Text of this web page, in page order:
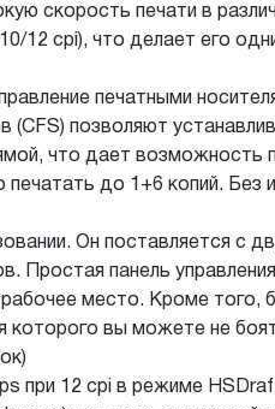
скорость печати в
12 cpi), что делает его
печатными
(CFS) позволяют
что дает возможность
до 1+6 копий. Без
Он поставляется с
Простая панель
место. Кроме того,
которого вы можете не
при 12 cpi в режиме